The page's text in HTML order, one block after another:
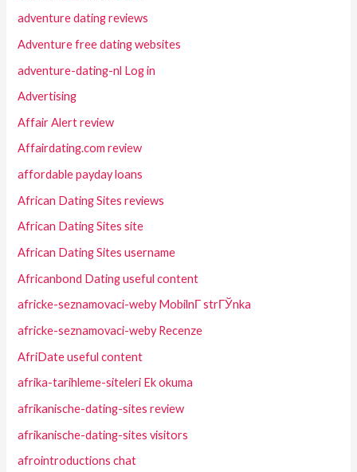
adventure dating reviews
Adventure free dating websites
adventure-dating-nl Log in
Advertising
Affair Alert review
Affairdating.com review
affordable payday loans
African Dating Sites reviews
African Dating Sites site
African Dating Sites username
Africanbond Dating useful content
africke-seznamovaci-weby MobilnГ­ strГЎnka
africke-seznamovaci-weby Recenze
AfriDate useful content
afrika-tarihleme-siteleri Ek okuma
afrikanische-dating-sites review
afrikanische-dating-sites visitors
afrointroductions chat